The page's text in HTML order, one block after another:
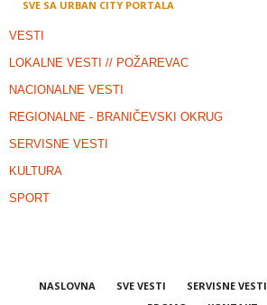
SVE SA URBAN CITY PORTALA
VESTI
LOKALNE VESTI // POŽAREVAC
NACIONALNE VESTI
REGIONALNE - BRANIČEVSKI OKRUG
SERVISNE VESTI
KULTURA
SPORT
NASLOVNA SVE VESTI SERVISNE VESTI